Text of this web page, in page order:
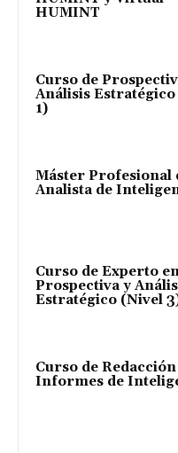
HUMINT
Curso de
Análisis
1)
Máster Profesional
Analista de
Curso de Experto
Prospectiva y
Estratégico (Nivel
Curso de
Informes de